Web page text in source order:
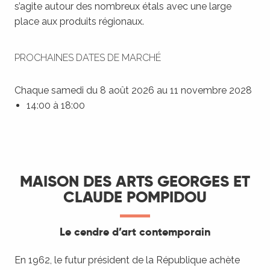
s’agite autour des nombreux étals avec une large
place aux produits régionaux.
PROCHAINES DATES DE MARCHÉ
Chaque samedi du 8 août 2026 au 11 novembre 2028
14:00 à 18:00
MAISON DES ARTS GEORGES ET
CLAUDE POMPIDOU
Le cendre d’art contemporain
En 1962, le futur président de la République achète